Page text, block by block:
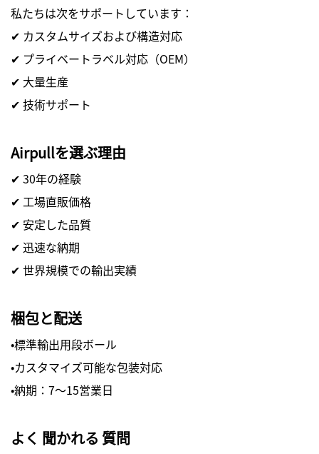
私たちは次をサポートしています：
✔ カスタムサイズおよび構造対応
✔ プライベートラベル対応（OEM）
✔ 大量生産
✔ 技術サポート
Airpullを選ぶ理由
✔ 30年の経験
✔ 工場直販価格
✔ 安定した品質
✔ 迅速な納期
✔ 世界規模での輸出実績
梱包と配送
・標準輸出用段ボール
・カスタマイズ可能な包装対応
・納期：7～15営業日
よく 聞かれる 質問